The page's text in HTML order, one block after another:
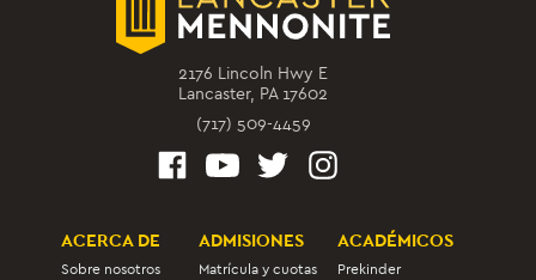
2176 Lincoln Hwy E
Lancaster, PA 17602
(717) 509-4459
ACERCA DE
Sobre nosotros
ADMISIONES
Matrícula y cuotas
ACADÉMICOS
Prekinder